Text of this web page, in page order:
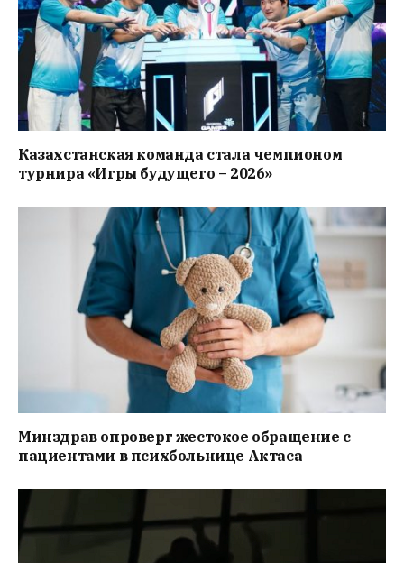
Казахстанская команда стала чемпионом
турнира «Игры будущего – 2026»
Минздрав опроверг жестокое обращение с
пациентами в психбольнице Актаса